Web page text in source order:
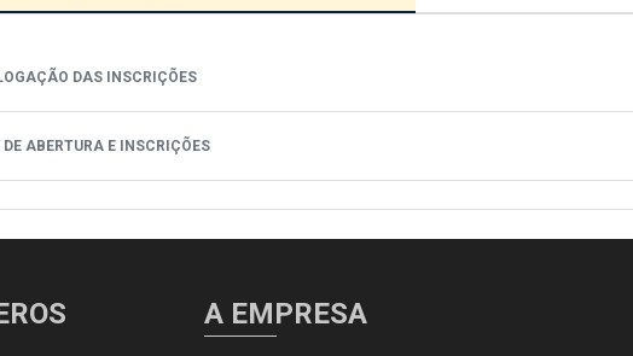
DAS INSCRIÇÕES
DE ABERTURA E INSCRIÇÕES
A EMPRESA